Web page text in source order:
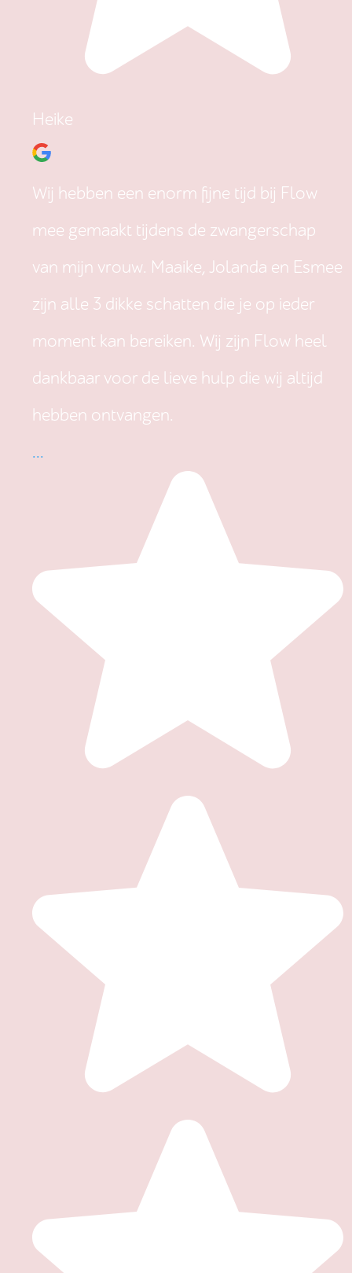
Heike
Wij hebben een enorm fijne tijd bij Flow
mee gemaakt tijdens de zwangerschap
van mijn vrouw. Maaike, Jolanda en Esmee
zijn alle 3 dikke schatten die je op ieder
moment kan bereiken. Wij zijn Flow heel
dankbaar voor de lieve hulp die wij altijd
hebben ontvangen.
...